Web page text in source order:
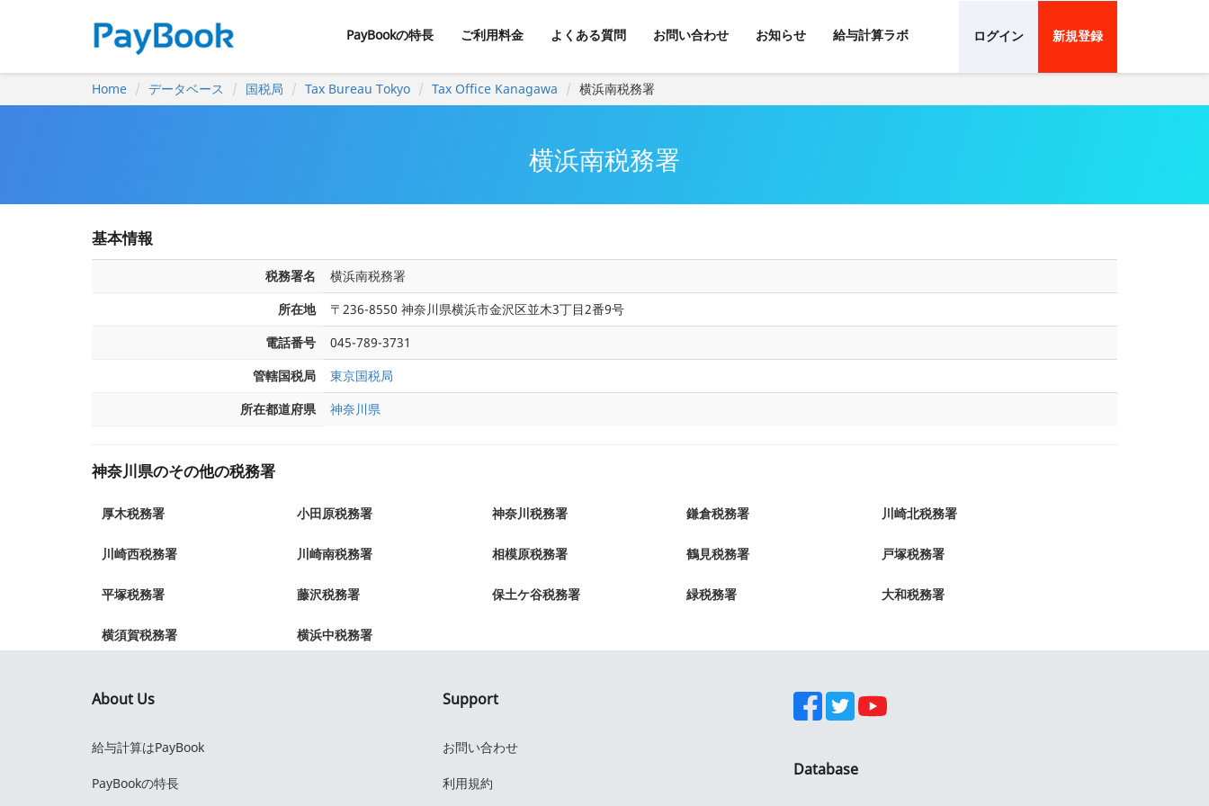
PayBookの特長 ご利用料金 よくある質問 お問い合わせ お知らせ 給与計算ラボ ログイン 新規登録
Home データベース 国税局 Tax Bureau Tokyo Tax Office Kanagawa 横浜南税務署
横浜南税務署
基本情報
税務署名
横浜南税務署
所在地
〒236-8550 神奈川県横浜市金沢区並木3丁目2番9号
電話番号
045-789-3731
管轄国税局
東京国税局
所在都道府県
神奈川県
神奈川県のその他の税務署
厚木税務署 小田原税務署 神奈川税務署 鎌倉税務署 川崎北税務署
川崎西税務署 川崎南税務署 相模原税務署 鶴見税務署 戸塚税務署
平塚税務署 藤沢税務署 保土ケ谷税務署 緑税務署 大和税務署
横須賀税務署 横浜中税務署
About Us
給与計算はPayBook
PayBookの特長
Support
お問い合わせ
利用規約
Database